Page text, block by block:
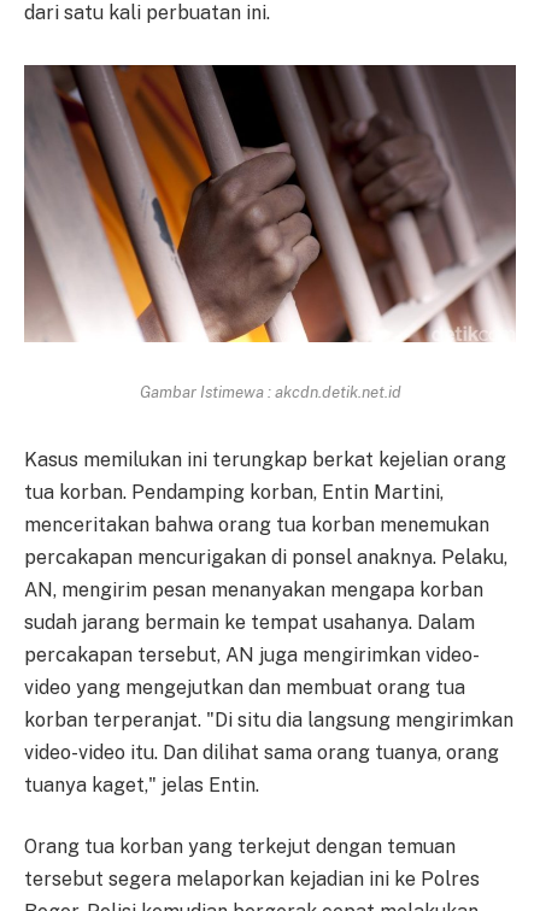
dari satu kali perbuatan ini.
Gambar Istimewa : akcdn.detik.net.id
Kasus memilukan ini terungkap berkat kejelian orang
tua korban. Pendamping korban, Entin Martini,
menceritakan bahwa orang tua korban menemukan
percakapan mencurigakan di ponsel anaknya. Pelaku,
AN, mengirim pesan menanyakan mengapa korban
sudah jarang bermain ke tempat usahanya. Dalam
percakapan tersebut, AN juga mengirimkan video-
video yang mengejutkan dan membuat orang tua
korban terperanjat. "Di situ dia langsung mengirimkan
video-video itu. Dan dilihat sama orang tuanya, orang
tuanya kaget," jelas Entin.
Orang tua korban yang terkejut dengan temuan
tersebut segera melaporkan kejadian ini ke Polres